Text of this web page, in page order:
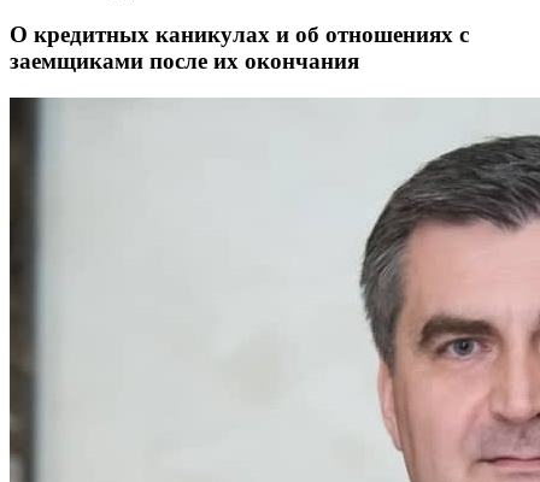
О кредитных каникулах и об отношениях с
заемщиками после их окончания